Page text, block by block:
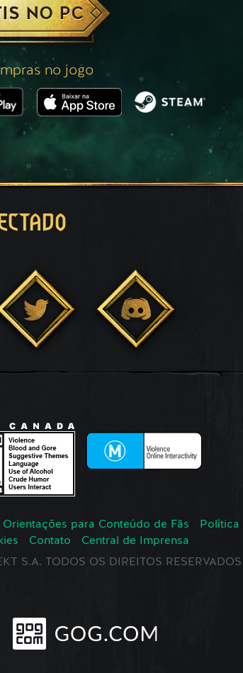
NO PC
no jogo
Orientações para Conteúdo de Fãs
Política
Contato
Central de Imprensa
S.A. TODOS OS DIREITOS RESERVADOS